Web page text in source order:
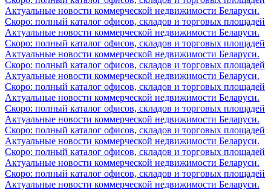
Актуальные новости коммерческой недвижимости Беларуси.
Скоро: полный каталог офисов, складов и торговых площадей
Актуальные новости коммерческой недвижимости Беларуси.
Скоро: полный каталог офисов, складов и торговых площадей
Актуальные новости коммерческой недвижимости Беларуси.
Скоро: полный каталог офисов, складов и торговых площадей
Актуальные новости коммерческой недвижимости Беларуси.
Скоро: полный каталог офисов, складов и торговых площадей
Актуальные новости коммерческой недвижимости Беларуси.
Скоро: полный каталог офисов, складов и торговых площадей
Актуальные новости коммерческой недвижимости Беларуси.
Скоро: полный каталог офисов, складов и торговых площадей
Актуальные новости коммерческой недвижимости Беларуси.
Скоро: полный каталог офисов, складов и торговых площадей
Актуальные новости коммерческой недвижимости Беларуси.
Скоро: полный каталог офисов, складов и торговых площадей
Актуальные новости коммерческой недвижимости Беларуси.